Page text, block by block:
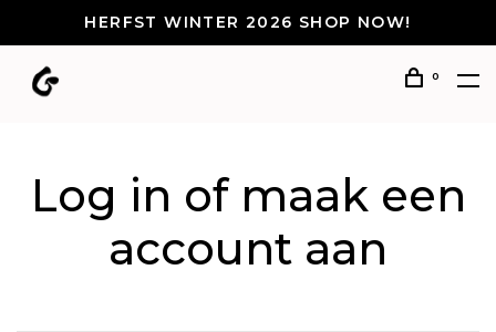
HERFST WINTER 2026 SHOP NOW!
0
Log in of maak een
account aan